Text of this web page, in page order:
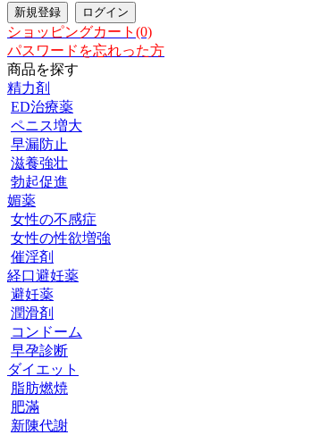
ショッピングカート(0)
パスワードを忘れった方
商品を探す
精力剤
ED治療薬
ペニス増大
早漏防止
滋養強壮
勃起促進
媚薬
女性の不感症
女性の性欲増強
催淫剤
経口避妊薬
避妊薬
潤滑剤
コンドーム
早孕診断
ダイエット
脂肪燃焼
肥滿
新陳代謝